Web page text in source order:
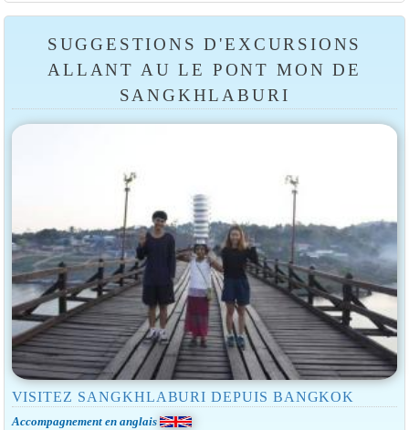
SUGGESTIONS D'EXCURSIONS
ALLANT AU LE PONT MON DE
SANGKHLABURI
VISITEZ SANGKHLABURI DEPUIS BANGKOK
Accompagnement en anglais